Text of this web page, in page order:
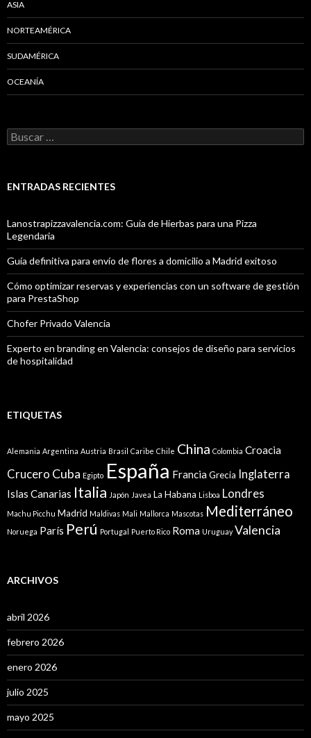
ASIA
NORTEAMÉRICA
SUDAMÉRICA
OCEANÍA
Buscar:
ENTRADAS RECIENTES
Lanostrapizzavalencia.com: Guía de Hierbas para una Pizza
Legendaria
Guía definitiva para envío de flores a domicilio a Madrid exitoso
Cómo optimizar reservas y experiencias con un software de gestión
para PrestaShop
Chofer Privado Valencia
Experto en branding en Valencia: consejos de diseño para servicios
de hospitalidad
ETIQUETAS
Alemania Argentina Austria Brasil Caribe Chile China Colombia Croacia
Crucero Cuba Egipto España FranciaGrecia Inglaterra
Islas Canarias Italia Japón Javea La Habana Lisboa Londres
Machu Picchu Madrid Maldivas Mali Mallorca Mascotas Mediterráneo
Noruega París Perú Portugal Puerto Rico Roma Uruguay Valencia
ARCHIVOS
abril 2026
febrero 2026
enero 2026
julio 2025
mayo 2025